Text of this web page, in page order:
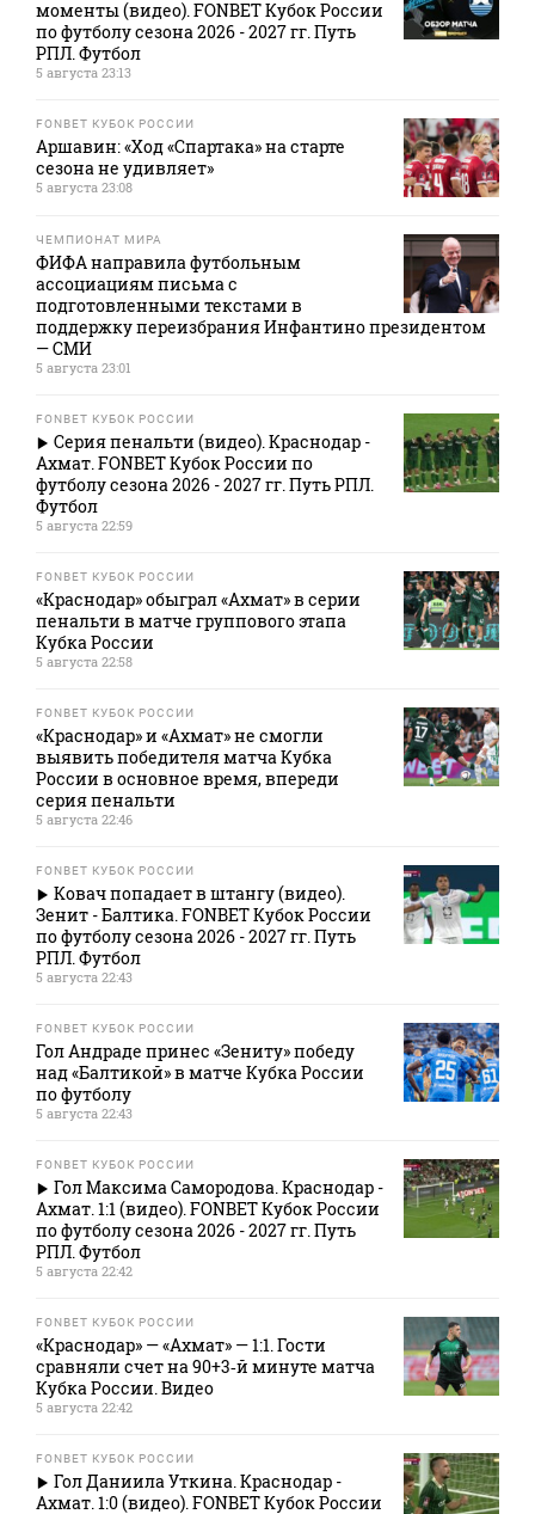
моменты (видео). FONBET Кубок России
по футболу сезона 2026 - 2027 гг. Путь
РПЛ. Футбол
5 августа 23:13
FONBET КУБОК РОССИИ
Аршавин: «Ход «Спартака» на старте
сезона не удивляет»
5 августа 23:08
ЧЕМПИОНАТ МИРА
ФИФА направила футбольным
ассоциациям письма с
подготовленными текстами в
поддержку переизбрания Инфантино президентом
— СМИ
5 августа 23:01
FONBET КУБОК РОССИИ
Серия пенальти (видео). Краснодар -
Ахмат. FONBET Кубок России по
футболу сезона 2026 - 2027 гг. Путь РПЛ.
Футбол
5 августа 22:59
FONBET КУБОК РОССИИ
«Краснодар» обыграл «Ахмат» в серии
пенальти в матче группового этапа
Кубка России
5 августа 22:58
FONBET КУБОК РОССИИ
«Краснодар» и «Ахмат» не смогли
выявить победителя матча Кубка
России в основное время, впереди
серия пенальти
5 августа 22:46
FONBET КУБОК РОССИИ
Ковач попадает в штангу (видео).
Зенит - Балтика. FONBET Кубок России
по футболу сезона 2026 - 2027 гг. Путь
РПЛ. Футбол
5 августа 22:43
FONBET КУБОК РОССИИ
Гол Андраде принес «Зениту» победу
над «Балтикой» в матче Кубка России
по футболу
5 августа 22:43
FONBET КУБОК РОССИИ
Гол Максима Самородова. Краснодар -
Ахмат. 1:1 (видео). FONBET Кубок России
по футболу сезона 2026 - 2027 гг. Путь
РПЛ. Футбол
5 августа 22:42
FONBET КУБОК РОССИИ
«Краснодар» — «Ахмат» — 1:1. Гости
сравняли счет на 90+3‑й минуте матча
Кубка России. Видео
5 августа 22:42
FONBET КУБОК РОССИИ
Гол Даниила Уткина. Краснодар -
Ахмат. 1:0 (видео). FONBET Кубок России